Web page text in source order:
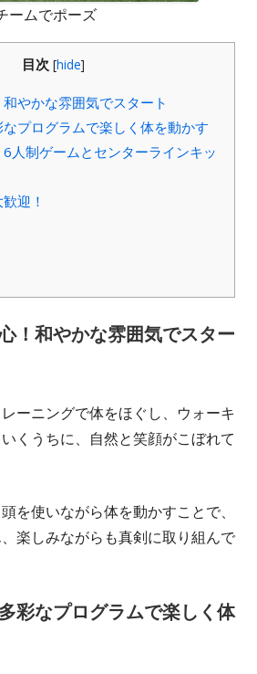
ームでポーズ
目次 [hide]
やかな雰囲気でスタート
プログラムで楽しく体を動かす
人制ゲームとセンターラインキッ
迎！
！和やかな雰囲気でスター
ーニングで体をほぐし、ウォーキ
くうちに、自然と笑顔がこぼれて
を使いながら体を動かすことで、
楽しみながらも真剣に取り組んで
彩なプログラムで楽しく体